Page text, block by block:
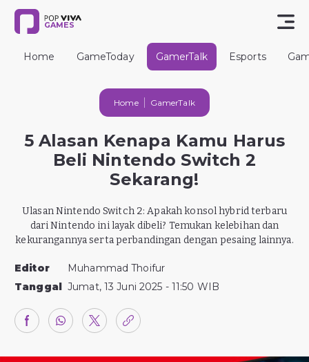
GAMES
Home GameToday GamerTalk Esports
Home GamerTalk
5 Alasan Kenapa Kamu Harus
Beli Nintendo Switch 2
Sekarang!
Ulasan Nintendo Switch 2: Apakah konsol hybrid terbaru
dari Nintendo ini layak dibeli? Temukan kelebihan dan
kekurangannya serta perbandingan dengan pesaing lainnya.
Editor
Muhammad Thoifur
Tanggal Jumat, 13 Juni 2025 - 11:50 WIB